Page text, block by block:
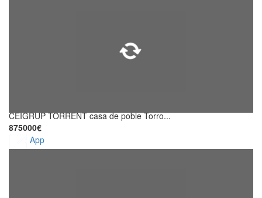
CEIGRUP TORRENT casa de poble Torro...
875000€
App